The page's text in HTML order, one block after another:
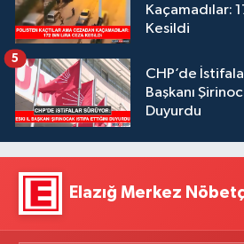
Kaçamadılar:
Kesildi
CHP’de
Başkanı
Duyurdu
5
Elazığ Merkez